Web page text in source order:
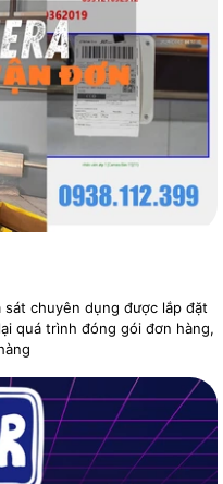
sát chuyên dụng được lắp đặt
quá trình đóng gói đơn hàng,